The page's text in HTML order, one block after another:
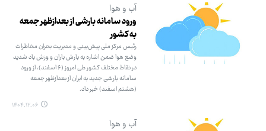
آب و هوا
ورود سامانه بارشی از بعدازظهر جمعه
به کشور
رئیس مرکز ملی پیش‌بینی و مدیریت بحران مخاطرات
وضع هوا ضمن اشاره به بارش باران و وزش باد شدید
در نقاط مختلف کشور طی امروز (۶ اسفند)، از ورود
سامانه بارشی جدید به ایران از بعدازظهر جمعه
(هشتم اسفند) خبر داد.
۱۴۰۴.۱۲.۰۶
آب و هوا